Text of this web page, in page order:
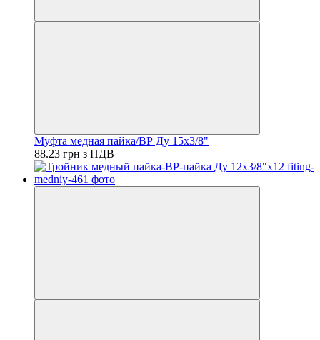
Муфта медная пайка/ВР Ду 15х3/8"
88.23 грн з ПДВ